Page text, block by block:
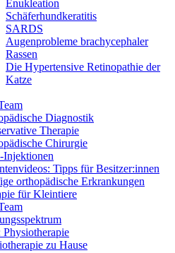
Enukleation
Schäferhundkeratitis
SARDS
Augenprobleme brachycephaler
Rassen
Die Hypertensive Retinopathie der
Katze
Diagnostik
Therapie
Chirurgie
Injektionen
Tipps für Besitzer:innen
orthopädische Erkrankungen
für Kleintiere
zu Hause